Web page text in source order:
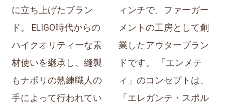
に立ち上げたブラン
ド。 ELIGO時代からの
ハイクオリティーな素
材使いを継承し、縫製
もナポリの熟練職人の
手によって行われてい
ィンチで、ファーガー
メントの工房として創
業したアウターブラン
ドです。 「エンメテ
ィ」のコンセプトは、
「エレガンテ・スポル